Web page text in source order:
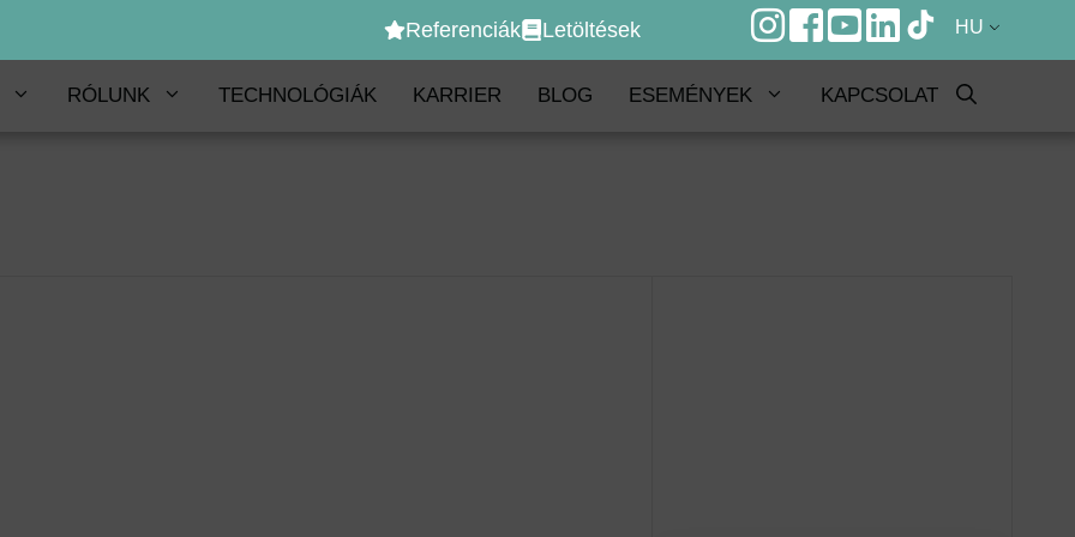
Referenciák Letöltések HU
RÓLUNK TECHNOLÓGIÁK KARRIER BLOG ESEMÉNYEK KAPCSOLAT